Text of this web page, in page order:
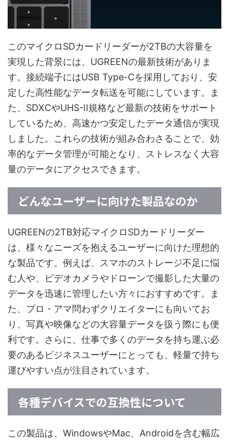
このマイクロSDカードリーダーが2TBの大容量を
実現した背景には、UGREENの最新技術がありま
す。接続端子にはUSB Type-Cを採用しており、安
定した高性能なデータ転送を可能にしています。ま
た、SDXCやUHS-II規格など最新の技術をサポート
しているため、高速かつ安定したデータ通信が実現
しました。これらの技術が組み合わさることで、効
率的なデータ管理が可能となり、ストレスなく大容
量のデータにアクセスできます。
どんなユーザーに向けた製品なのか
UGREENの2TB対応マイクロSDカードリーダー
は、様々なニーズを抱えるユーザーに向けた理想的
な製品です。例えば、スマホのストレージ不足に悩
む人や、ビデオカメラやドローンで撮影した大量の
データを迅速に管理したい方々におすすめです。ま
た、プロ・アマ問わずクリエイターにも向いてお
り、写真や映像などの大容量データを扱う際にも便
利です。さらに、仕事で多くのデータを持ち運ぶ必
要のあるビジネスユーザーにとっても、軽量で持ち
運びやすい点が注目されています。
各種デバイスでの互換性について
この製品は、WindowsやMac、Androidを含む幅広